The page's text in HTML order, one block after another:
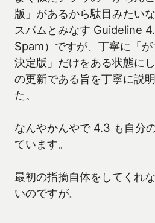
版」があるから駄目みたい
スパムとみなす Guideline
Spam）ですが、丁寧に「
決定版」だけをある状態に
の更新である旨を丁寧に説
た。
なんやかんやで 4.3 も自分
ています。
最初の指摘自体をしてくれ
いのですが。